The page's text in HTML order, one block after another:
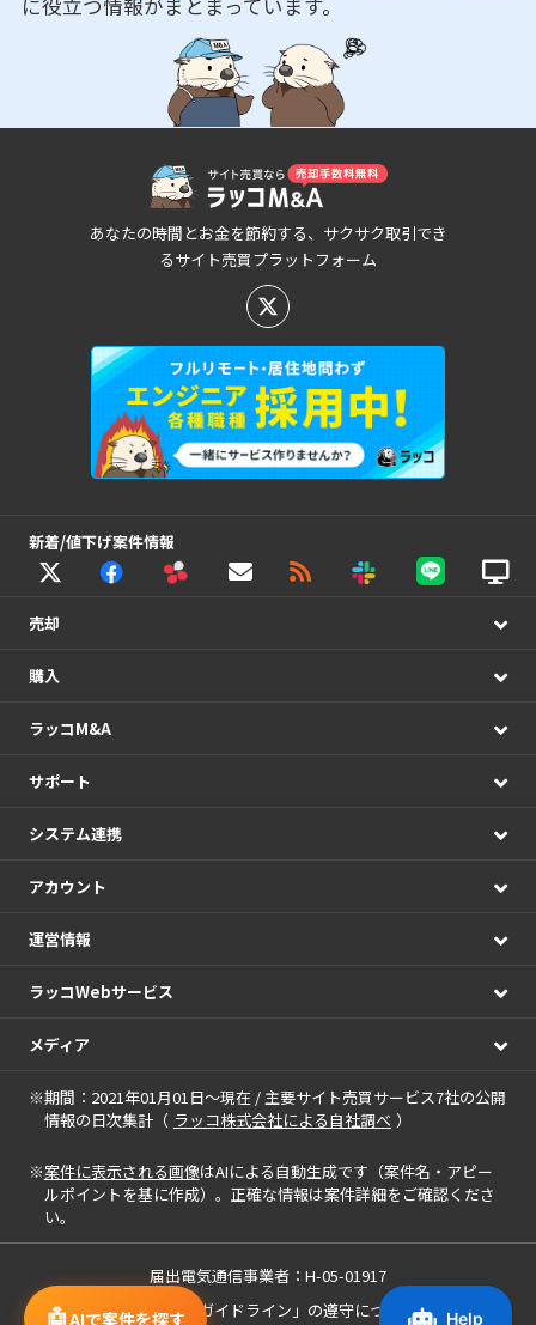
AIで案件を探す
に役立つ情報がまとまっています。
あなたの時間とお金を節約する、サクサク取引でき
るサイト売買プラットフォーム
新着/値下げ案件情報
売却
購入
ラッコM&A
サポート
システム連携
アカウント
運営情報
ラッコWebサービス
メディア
※期間：2021年01月01日～現在 / 主要サイト売買サービス7社の公開
情報の日次集計（ ラッコ株式会社による自社調べ ）
※案件に表示される画像はAIによる自動生成です（案件名・アピー
ルポイントを基に作成）。正確な情報は案件詳細をご確認くださ
い。
届出電気通信事業者：H-05-01917
「中小M&Aガイドライン」の遵守について